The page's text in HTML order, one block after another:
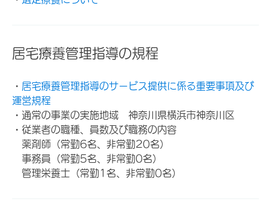
居宅療養管理指導の規程
・ 居宅療養管理指導のサービス提供に係る重要事項及び
運営規程
・通常の事業の実施地域 神奈川県横浜市神奈川区
・従業者の職種、員数及び職務の内容
薬剤師（常勤6名、非常勤20名）
事務員（常勤5名、非常勤0名）
管理栄養士（常勤1名、非常勤0名）